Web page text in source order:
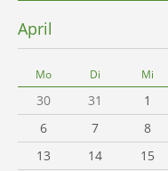
April
Mo Di Mi
30 31 1
6
7 8
13
14 15